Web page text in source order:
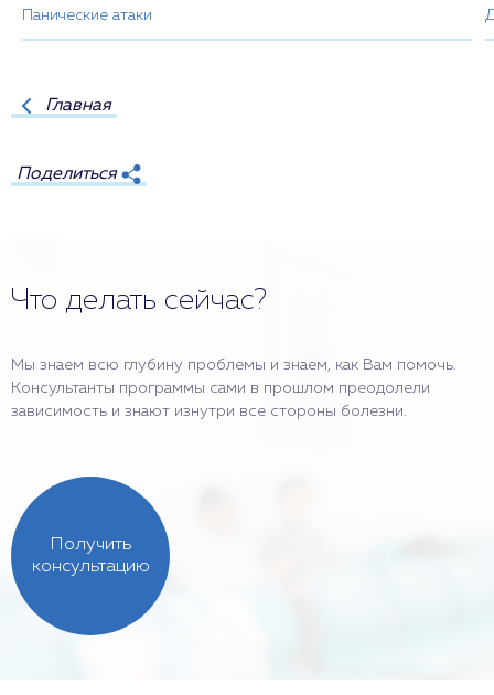
Панические атаки
Главная
Поделиться
Что делать сейчас?
Мы знаем всю глубину проблемы и знаем, как Вам помочь.
Консультанты программы сами в прошлом преодолели
зависимость и знают изнутри все стороны болезни.
Получить
консультацию